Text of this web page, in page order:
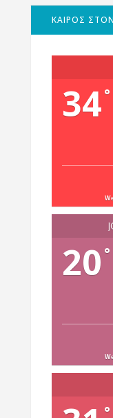
ΚΑΙΡΟΣ
34°
20 °
°